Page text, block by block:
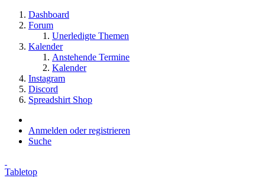
Dashboard
Forum
Unerledigte Themen
Kalender
Anstehende Termine
Kalender
Instagram
Discord
Spreadshirt Shop
Anmelden oder registrieren
Suche
Tabletop